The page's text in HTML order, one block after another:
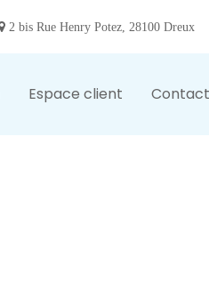
2 bis Rue Henry Potez, 28100 Dreux
Espace client Contact